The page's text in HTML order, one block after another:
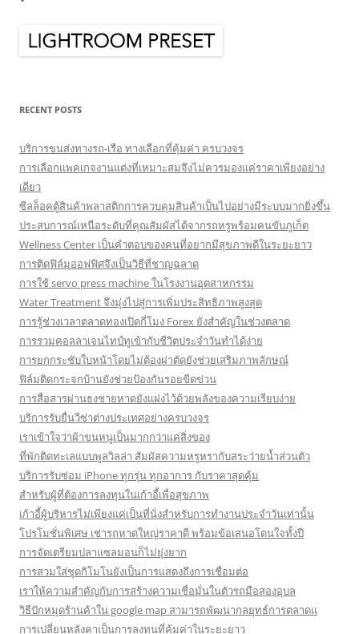
RECENT POSTS
บริการขนส่งทางรถ-เรือ ทางเลือกที่คุ้มค่า ครบวงจร
การเลือกแพคเกจงานแต่งที่เหมาะสมจึงไม่ควรมองแค่ราคาเพียงอย่าง
เดียว
ซีลล็อคตู้สินค้าพลาสติกการควบคุมสินค้าเป็นไปอย่างมีระบบมากยิ่งขึ้น
ประสบการณ์เหนือระดับที่คุณสัมผัสได้จากรถหรูพร้อมคนขับภูเก็ต
Wellness Center เป็นคำตอบของคนที่อยากมีสุขภาพดีในระยะยาว
การติดฟิล์มออฟฟิศจึงเป็นวิธีที่ชาญฉลาด
การใช้ servo press machine ในโรงงานอุตสาหกรรม
Water Treatment จึงมุ่งไปสู่การเพิ่มประสิทธิภาพสูงสุด
การรู้ช่วงเวลาตลาดทองเปิดกี่โมง Forex ยังสำคัญในช่วงตลาด
การรวมคอลลาเจนไทป์ทูเข้ากับชีวิตประจำวันทำได้ง่าย
การยกกระชับใบหน้าโดยไม่ต้องผ่าตัดยังช่วยเสริมภาพลักษณ์
ฟิล์มติดกระจกบ้านยังช่วยป้องกันรอยขีดข่วน
การสื่อสารผ่านธงชายหาดยังแฝงไว้ด้วยพลังของความเรียบง่าย
บริการรับยื่นวีซ่าต่างประเทศอย่างครบวงจร
เราเข้าใจว่าผ้าขนหนูเป็นมากกว่าแค่สิ่งของ
ที่พักติดทะเลแบบพูลวิลล่า สัมผัสความหรูหรากับสระว่ายน้ำส่วนตัว
บริการรับซ่อม iPhone ทุกรุ่น ทุกอาการ กับราคาสุดคุ้ม
สำหรับผู้ที่ต้องการลงทุนในเก้าอี้เพื่อสุขภาพ
เก้าอี้ผู้บริหารไม่เพียงแค่เป็นที่นั่งสำหรับการทำงานประจำวันเท่านั้น
โปรโมชั่นพิเศษ เช่ารถหาดใหญ่ราคาดี พร้อมข้อเสนอโดนใจทั้งปี
การจัดเตรียมปลาแซลมอนก็ไม่ยุ่งยาก
การสวมใส่ชุดกิโมโนยังเป็นการแสดงถึงการเชื่อมต่อ
เราให้ความสำคัญกับการสร้างความเชื่อมั่นในตัวรถมือสองอุบล
วิธีปักหมุดร้านค้าใน google map สามารถพัฒนากลยุทธ์การตลาดแ
การเปลี่ยนหลังคาเป็นการลงทุนที่คุ้มค่าในระยะยาว